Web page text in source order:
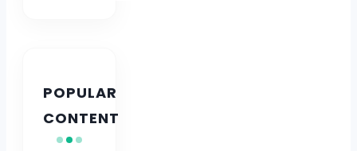
POPULAR
CONTENT